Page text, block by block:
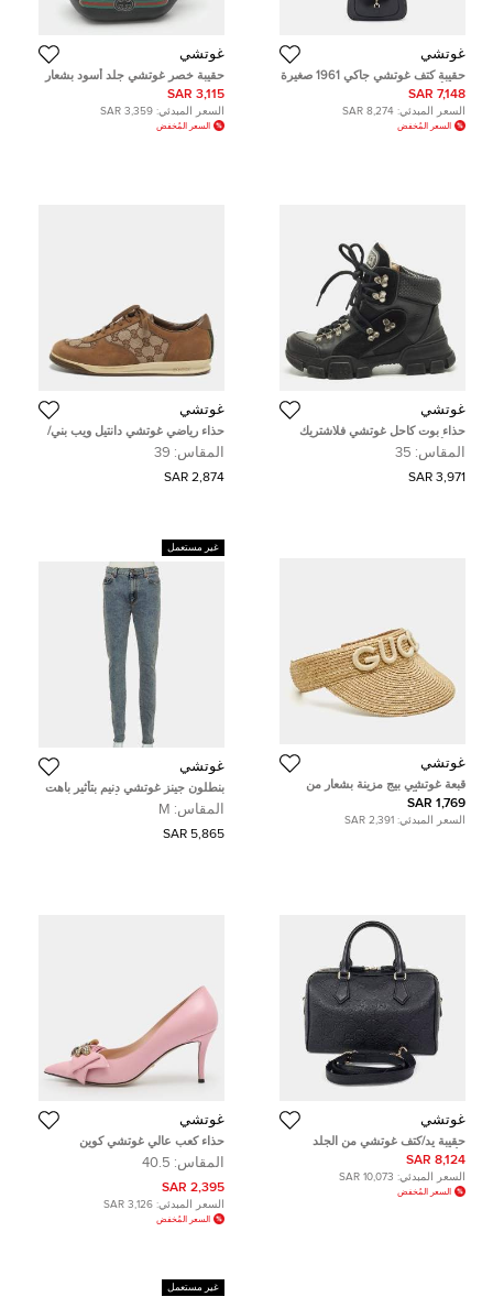
غوتشي
حقيبة كتف غوتشي جاكي 1961 صغيرة
جلد أسود
7,148 SAR
السعر المبدئي: 8,274 SAR
السعر المُخفض
غوتشي
حقيبة خصر غوتشي جلد أسود بشعار
صغيرة
3,115 SAR
السعر المبدئي: 3,359 SAR
السعر المُخفض
غوتشي
حذاء بوت كاحل غوتشي فلاشتريك
جلد أسود مقاس 35
المقاس: 35
3,971 SAR
غوتشي
حذاء رياضي غوتشي دانتيل ويب بني/
بيج جي جي كانفاس وجلد مقلوب
مقاس 39
المقاس: 39
2,874 SAR
غوتشي
قبعة غوتشي بيج مزينة بشعار من
القش ستيلّا مقاس 58
1,769 SAR
السعر المبدئي: 2,391 SAR
غير مستعمل
غوتشي
بنطلون جينز غوتشي دنيم بتأثير باهت
مطبوع بشعار الماركة أزرق مقاس
متوسط (ميديوم)
المقاس: M
5,865 SAR
غوتشي
حقيبة يد/كتف غوتشي من الجلد
(815255)
8,124 SAR
السعر المبدئي: 10,073 SAR
السعر المُخفض
غوتشي
حذاء كعب عالي غوتشي كوين
مارغريت جلد زهري مقاس 40.5
المقاس: 40.5
2,395 SAR
السعر المبدئي: 3,126 SAR
السعر المُخفض
غير مستعمل